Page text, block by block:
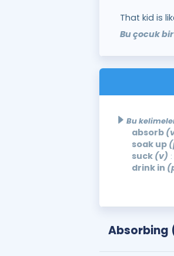
That kid is
Bu çocuk
Bu
absorb
soak up
suck (v)
drink in